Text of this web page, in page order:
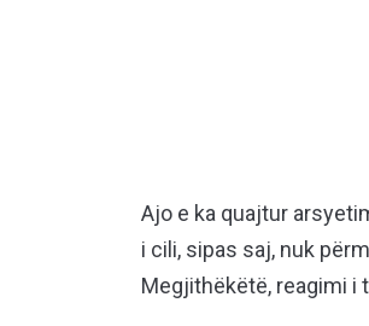
Ajo e ka quajtur
i cili, sipas saj, nuk
Megjithëkëtë, reagimi i